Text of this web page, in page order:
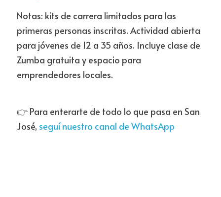
Notas: kits de carrera limitados para las
primeras personas inscritas. Actividad abierta
para jóvenes de 12 a 35 años. Incluye clase de
Zumba gratuita y espacio para
emprendedores locales.
👉 Para enterarte de todo lo que pasa en San
José, seguí nuestro canal de WhatsApp